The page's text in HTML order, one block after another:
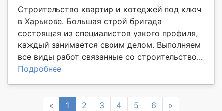
Строительство квартир и котеджей под ключ
в Харькове. Большая строй бригада
состоящая из специалистов узкого профиля,
каждый занимается своим делом. Выполняем
все виды работ связанные со строительство...
Подробнее
« Previous
1 2 3 4 5 6 »